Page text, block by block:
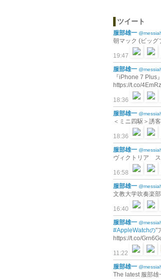
ツイート
服部雄一
朝マック (ビッグ
19:47
服部雄一
『iPhone 7
https://t.co/
18:36
服部雄一
＜ミニ四駆＞誘
18:36
服部雄一
ヴィクトリア ス
16:58
服部雄一
文教大学吹奏楽
16:40
服部雄一
#AppleWatchの"
https://t.co/
11:22
服部雄一
The latest 服部雄